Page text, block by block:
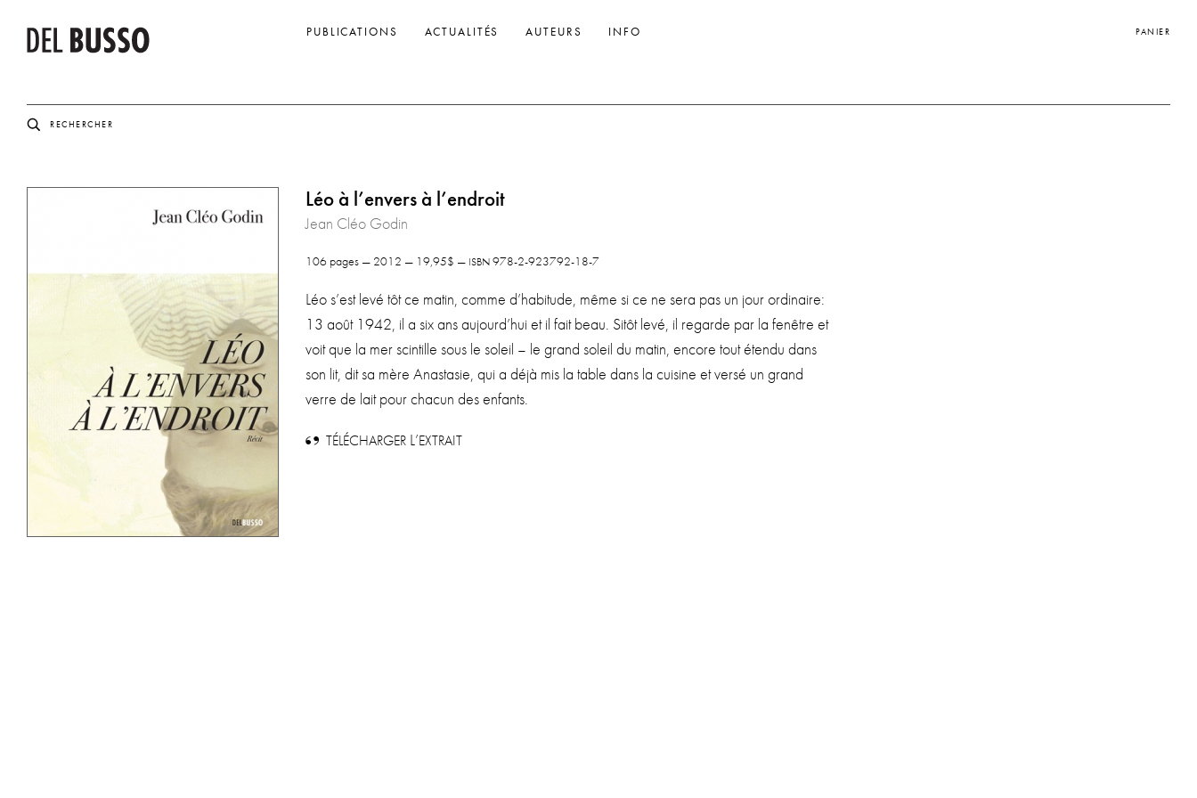
PUBLICATIONS ACTUALITÉS AUTEURS INFO PANIER
Léo à l’envers à l’endroit
Jean Cléo Godin
106 pages — 2012 — 19,95$ — ISBN978-2-923792-18-7
Léo s’est levé tôt ce matin, comme d’habitude, même si ce ne sera pas un jour ordi­naire:
13 août 1942, il a six ans aujourd’hui et il fait beau. Sitôt levé, il regarde par la fenêtre et
voit que la mer scin­tille sous le soleil – le grand soleil du matin, encore tout éten­du dans
son lit, dit sa mère Anas­ta­sie, qui a déjà mis la table dans la cui­sine et ver­sé un grand
verre de lait pour cha­cun des enfants.
TÉLÉCHARGER L’EXTRAIT